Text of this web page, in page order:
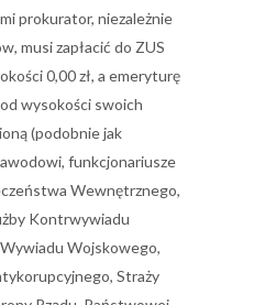
prokurator, niezależnie
musi zapłacić do ZUS
0,00 zł, a emeryturę
wysokości swoich
(podobnie jak
funkcjonariusze
Wewnętrznego,
Kontrwywiadu
Wojskowego,
Straży